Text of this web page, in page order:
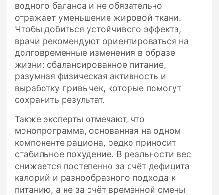
водного баланса и не обязательно
отражает уменьшение жировой ткани.
Чтобы добиться устойчивого эффекта,
врачи рекомендуют ориентироваться на
долговременные изменения в образе
жизни: сбалансированное питание,
разумная физическая активность и
выработку привычек, которые помогут
сохранить результат.
Также эксперты отмечают, что
монопрограмма, основанная на одном
компоненте рациона, редко приносит
стабильное похудение. В реальности вес
снижается постепенно за счёт дефицита
калорий и разнообразного подхода к
питанию, а не за счёт временной смены